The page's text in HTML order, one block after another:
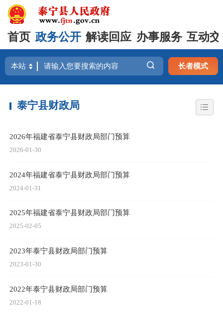
首页 政务公开 解读回应 办事服务 互动
长者模式
泰宁县财政局
2026年福建省泰宁县财政局部门预算
2026-01-30
2024年福建省泰宁县财政局部门预算
2024-01-31
2025年福建省泰宁县财政局部门预算
2025-02-05
2023年泰宁县财政局部门预算
2023-01-30
2022年泰宁县财政局部门预算
2022-01-18